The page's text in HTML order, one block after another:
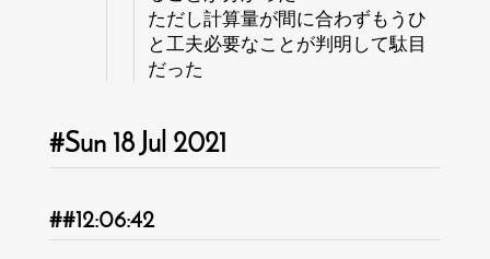
ただし計算量が間に合わずもうひ
と工夫必要なことが判明して駄目
だった
Sun 18 Jul 2021
12:06:42